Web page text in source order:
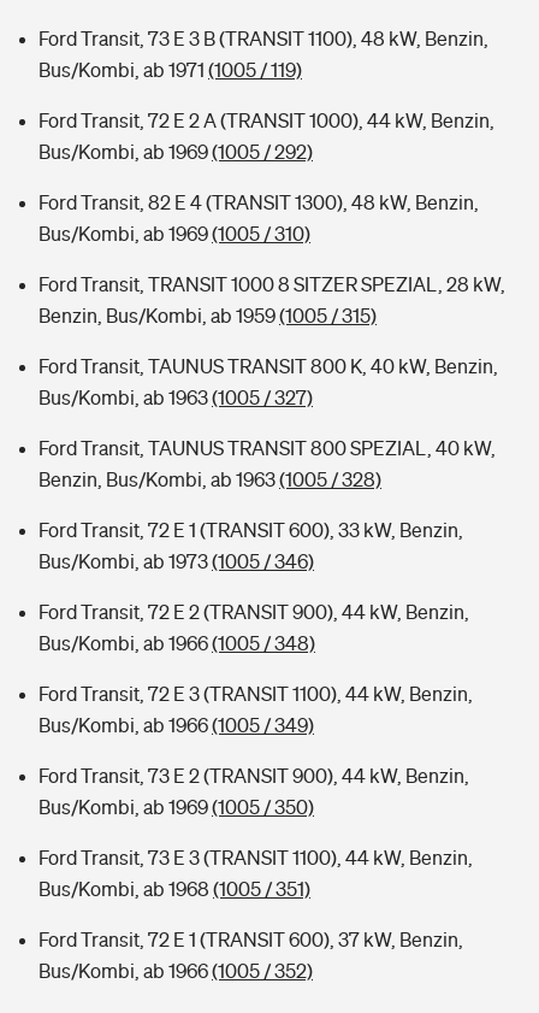
Ford Transit, 73 E 3 B (TRANSIT 1100), 48 kW, Benzin,
Bus/Kombi, ab 1971 (1005 / 119)
Ford Transit, 72 E 2 A (TRANSIT 1000), 44 kW, Benzin,
Bus/Kombi, ab 1969(1005 / 292)
Ford Transit, 82 E 4 (TRANSIT 1300), 48 kW, Benzin,
Bus/Kombi, ab 1969(1005 / 310)
Ford Transit, TRANSIT 1000 8 SITZER SPEZIAL, 28 kW,
Benzin, Bus/Kombi, ab 1959(1005 / 315)
Ford Transit, TAUNUS TRANSIT 800 K, 40 kW, Benzin,
Bus/Kombi, ab 1963(1005 / 327)
Ford Transit, TAUNUS TRANSIT 800 SPEZIAL, 40 kW,
Benzin, Bus/Kombi, ab 1963(1005 / 328)
Ford Transit, 72 E 1 (TRANSIT 600), 33 kW, Benzin,
Bus/Kombi, ab 1973(1005 / 346)
Ford Transit, 72 E 2 (TRANSIT 900), 44 kW, Benzin,
Bus/Kombi, ab 1966(1005 / 348)
Ford Transit, 72 E 3 (TRANSIT 1100), 44 kW, Benzin,
Bus/Kombi, ab 1966(1005 / 349)
Ford Transit, 73 E 2 (TRANSIT 900), 44 kW, Benzin,
Bus/Kombi, ab 1969(1005 / 350)
Ford Transit, 73 E 3 (TRANSIT 1100), 44 kW, Benzin,
Bus/Kombi, ab 1968 (1005 / 351)
Ford Transit, 72 E 1 (TRANSIT 600), 37 kW, Benzin,
Bus/Kombi, ab 1966(1005 / 352)